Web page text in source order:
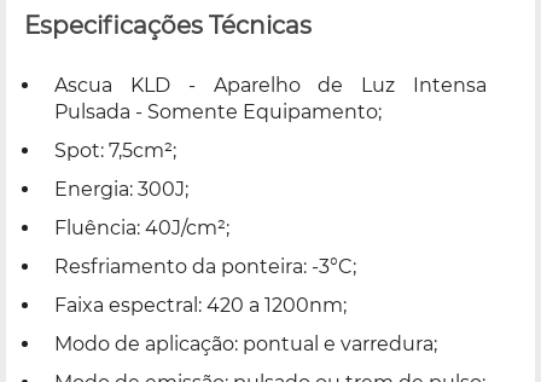
Especificações Técnicas
Ascua KLD - Aparelho de Luz Intensa
Pulsada - Somente Equipamento;
Spot: 7,5cm²;
Energia: 300J;
Fluência: 40J/cm²;
Resfriamento da ponteira: -3°C;
Faixa espectral: 420 a 1200nm;
Modo de aplicação: pontual e varredura;